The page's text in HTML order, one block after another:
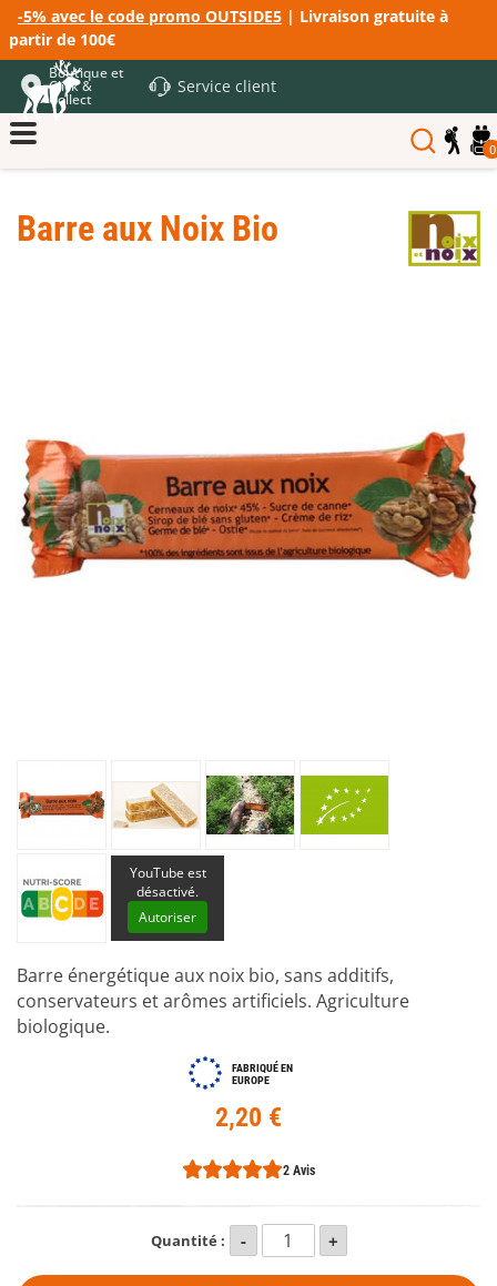
-5% avec le code promo OUTSIDE5 | Livraison gratuite à
partir de 100€
Boutique et
Click &
Collect
Service client
0
Barre aux Noix Bio
YouTube est
désactivé.
Autoriser
Barre énergétique aux noix bio, sans additifs,
conservateurs et arômes artificiels. Agriculture
biologique.
FABRIQUÉ EN
EUROPE
2,20 €
2 Avis
Quantité :